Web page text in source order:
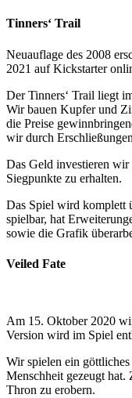
Tinners‘ Trail
Neuauflage des 2008
2021 auf Kickstarter
Der Tinners‘ Trail liegt
Wir bauen Kupfer und
die Preise
wir durch
Das Geld investieren
Siegpunkte zu erhalten.
Das Spiel wird komplett
spielbar, hat
sowie die Grafik
Veiled Fate
Am 15. Oktober 2020
Version wird im Spiel
Wir spielen ein
Menschheit gezeugt hat.
Thron zu erobern.